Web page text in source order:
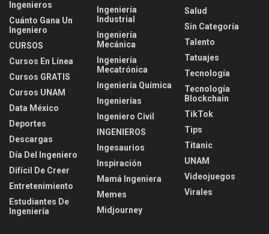
Ingenieros
Cuánto Gana Un
Ingeniero
CURSOS
Cursos En Línea
Cursos GRATIS
Cursos UNAM
Data México
Deportes
Descargas
Día Del Ingeniero
Difícil De Creer
Entretenimiento
Estudiantes De
Ingeniería
Ingeniería
Industrial
Ingeniería
Mecánica
Ingeniería
Mecatrónica
Ingeniería Química
Ingenierías
Ingeniero Civil
INGENIEROS
Ingesaurios
Inspiración
Mamá Ingeniera
Memes
Midjourney
Salud
Sin Categoría
Talento
Tatuajes
Tecnología
Tecnología
Blockchain
TikTok
Tips
Titanic
UNAM
Videojuegos
Virales